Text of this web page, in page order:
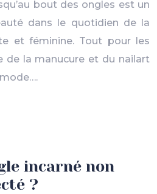
bout des ongles est un
dans le quotidien de la
et féminine. Tout pour les
de la manucure et du nailart
incarné non
?